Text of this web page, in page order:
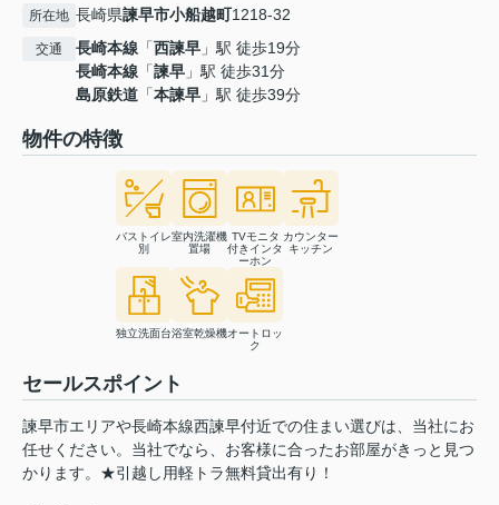
所在地 長崎県諫早市小船越町1218-32
交通 長崎本線 「西諫早 」駅 徒歩19分
長崎本線 「諫早 」駅 徒歩31分
島原鉄道 「本諫早 」駅 徒歩39分
物件の特徴
バストイレ
別
室内洗濯機
置場
TVモニタ
付きインタ
ーホン
カウンター
キッチン
独立洗面台浴室乾燥機オートロッ
ク
セールスポイント
諫早市エリアや長崎本線西諫早付近での住まい選びは、当社にお
任せください。当社でなら、お客様に合ったお部屋がきっと見つ
かります。★引越し用軽トラ無料貸出有り！